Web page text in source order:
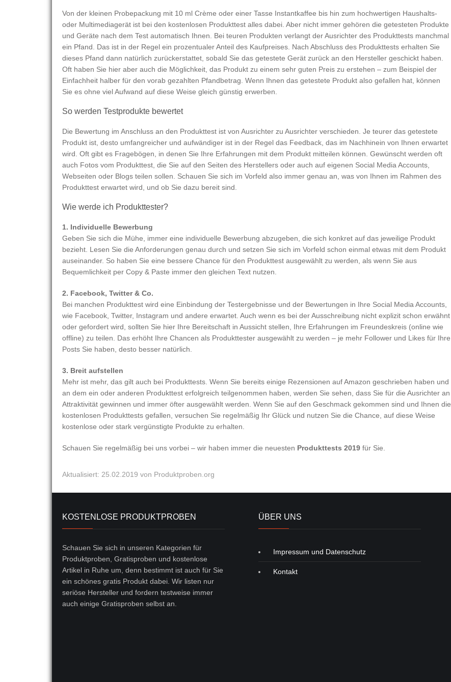
Von der kleinen Probepackung mit 10 ml Crème oder einer Tasse Instantkaffee bis hin zum hochwertigen Haushalts-
oder Multimediagerät ist bei den kostenlosen Produkttest alles dabei. Aber nicht immer gehören die getesteten Produkte
und Geräte nach dem Test automatisch Ihnen. Bei teuren Produkten verlangt der Ausrichter des Produkttests manchmal
ein Pfand. Das ist in der Regel ein prozentualer Anteil des Kaufpreises. Nach Abschluss des Produkttests erhalten Sie
dieses Pfand dann natürlich zurückerstattet, sobald Sie das getestete Gerät zurück an den Hersteller geschickt haben.
Oft haben Sie hier aber auch die Möglichkeit, das Produkt zu einem sehr guten Preis zu erstehen – zum Beispiel der
Einfachheit halber für den vorab gezahlten Pfandbetrag. Wenn Ihnen das getestete Produkt also gefallen hat, können
Sie es ohne viel Aufwand auf diese Weise gleich günstig erwerben.
So werden Testprodukte bewertet
Die Bewertung im Anschluss an den Produkttest ist von Ausrichter zu Ausrichter verschieden. Je teurer das getestete
Produkt ist, desto umfangreicher und aufwändiger ist in der Regel das Feedback, das im Nachhinein von Ihnen erwartet
wird. Oft gibt es Fragebögen, in denen Sie Ihre Erfahrungen mit dem Produkt mitteilen können. Gewünscht werden oft
auch Fotos vom Produkttest, die Sie auf den Seiten des Herstellers oder auch auf eigenen Social Media Accounts,
Webseiten oder Blogs teilen sollen. Schauen Sie sich im Vorfeld also immer genau an, was von Ihnen im Rahmen des
Produkttest erwartet wird, und ob Sie dazu bereit sind.
Wie werde ich Produkttester?
1. Individuelle Bewerbung
Geben Sie sich die Mühe, immer eine individuelle Bewerbung abzugeben, die sich konkret auf das jeweilige Produkt
bezieht. Lesen Sie die Anforderungen genau durch und setzen Sie sich im Vorfeld schon einmal etwas mit dem Produkt
auseinander. So haben Sie eine bessere Chance für den Produkttest ausgewählt zu werden, als wenn Sie aus
Bequemlichkeit per Copy & Paste immer den gleichen Text nutzen.
2. Facebook, Twitter & Co.
Bei manchen Produkttest wird eine Einbindung der Testergebnisse und der Bewertungen in Ihre Social Media Accounts,
wie Facebook, Twitter, Instagram und andere erwartet. Auch wenn es bei der Ausschreibung nicht explizit schon erwähnt
oder gefordert wird, sollten Sie hier Ihre Bereitschaft in Aussicht stellen, Ihre Erfahrungen im Freundeskreis (online wie
offline) zu teilen. Das erhöht Ihre Chancen als Produkttester ausgewählt zu werden – je mehr Follower und Likes für Ihre
Posts Sie haben, desto besser natürlich.
3. Breit aufstellen
Mehr ist mehr, das gilt auch bei Produkttests. Wenn Sie bereits einige Rezensionen auf Amazon geschrieben haben und
an dem ein oder anderen Produkttest erfolgreich teilgenommen haben, werden Sie sehen, dass Sie für die Ausrichter an
Attraktivität gewinnen und immer öfter ausgewählt werden. Wenn Sie auf den Geschmack gekommen sind und Ihnen die
kostenlosen Produkttests gefallen, versuchen Sie regelmäßig Ihr Glück und nutzen Sie die Chance, auf diese Weise
kostenlose oder stark vergünstigte Produkte zu erhalten.
Schauen Sie regelmäßig bei uns vorbei – wir haben immer die neuesten Produkttests 2019 für Sie.
Aktualisiert: 25.02.2019 von Produktproben.org
KOSTENLOSE PRODUKTPROBEN
Schauen Sie sich in unseren Kategorien für
Produktproben, Gratisproben und kostenlose
Artikel in Ruhe um, denn bestimmt ist auch für Sie
ein schönes gratis Produkt dabei. Wir listen nur
seriöse Hersteller und fordern testweise immer
auch einige Gratisproben selbst an.
ÜBER UNS
Impressum und Datenschutz
Kontakt